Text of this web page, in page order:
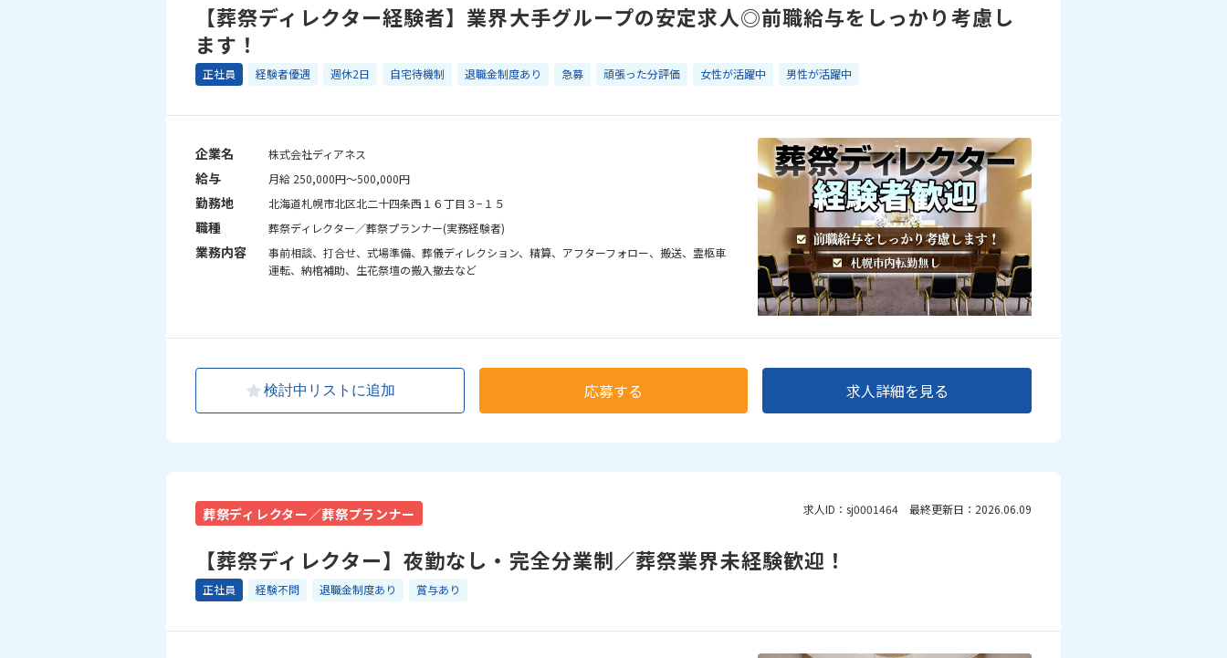
【葬祭ディレクター経験者】業界大手グループの安定求人◎前職給与をしっかり考慮し
ます！
正社員 経験者優遇 週休2日 自宅待機制 退職金制度あり 急募 頑張った分評価 女性が活躍中 男性が活躍中
企業名 株式会社ディアネス
給与 月給 250,000円～500,000円
勤務地 北海道札幌市北区北二十四条西１６丁目３−１５
職種 葬祭ディレクター／葬祭プランナー(実務経験者)
業務内容
事前相談、打合せ、式場準備、葬儀ディレクション、精算、アフターフォロー、搬送、霊柩車
運転、納棺補助、生花祭壇の搬入撤去など
検討中リストに追加 応募する 求人詳細を見る
葬祭ディレクター／葬祭プランナー 求人ID：sj0001464 最終更新日：2026.06.09
【葬祭ディレクター】夜勤なし・完全分業制／葬祭業界未経験歓迎！
正社員 経験不問 退職金制度あり 賞与あり